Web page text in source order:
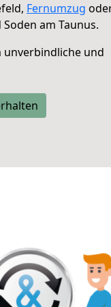
Fernumzug
am Taunus.
und